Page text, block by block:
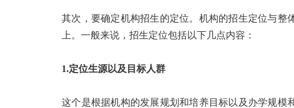
其次，要确定机构招生的定位。机构的招生定位与
上。一般来说，招生定位包括以下几点内容：
1.定位生源以及目标人群
这个是根据机构的发展规划和培养目标以及办学规